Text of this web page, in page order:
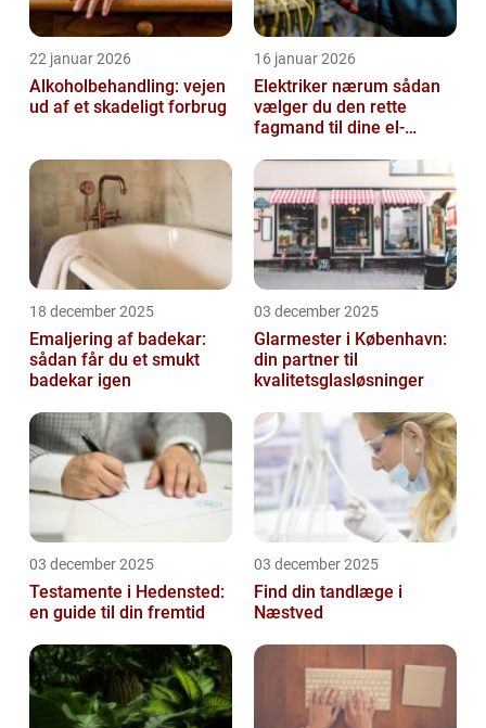
22 januar 2026
Alkoholbehandling: vejen
ud af et skadeligt forbrug
16 januar 2026
Elektriker nærum sådan
vælger du den rette
fagmand til dine el-
18 december 2025
Emaljering af badekar:
sådan får du et smukt
badekar igen
03 december 2025
Glarmester i København:
din partner til
kvalitetsglasløsninger
03 december 2025
Testamente i Hedensted:
en guide til din fremtid
03 december 2025
Find din tandlæge i
Næstved